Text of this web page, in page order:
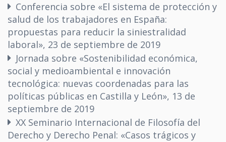
Conferencia sobre «El sistema de protección y
salud de los trabajadores en España:
propuestas para reducir la siniestralidad
laboral», 23 de septiembre de 2019
Jornada sobre «Sostenibilidad económica,
social y medioambiental e innovación
tecnológica: nuevas coordenadas para las
políticas públicas en Castilla y León», 13 de
septiembre de 2019
XX Seminario Internacional de Filosofía del
Derecho y Derecho Penal: «Casos trágicos y